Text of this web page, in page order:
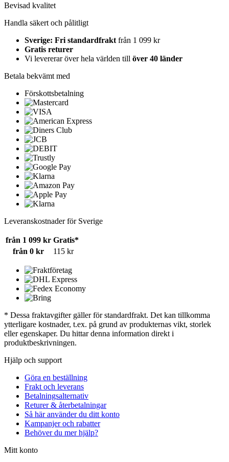
Bevisad kvalitet
Handla säkert och pålitligt
Sverige: Fri standardfrakt från 1 099 kr
Gratis returer
Vi levererar över hela världen till över 40 länder
Betala bekvämt med
Förskottsbetalning
Leveranskostnader för Sverige
från 1 099 kr Gratis*
från 0 kr
115 kr
* Dessa fraktavgifter gäller för standardfrakt. Det kan tillkomma
ytterligare kostnader, t.ex. på grund av produkternas vikt, storlek
eller egenskaper. Du hittar denna information direkt i
produktbeskrivningen.
Hjälp och support
Göra en beställning
Frakt och leverans
Betalningsalternativ
Returer & återbetalningar
Så här använder du ditt konto
Kampanjer och rabatter
Behöver du mer hjälp?
Mitt konto